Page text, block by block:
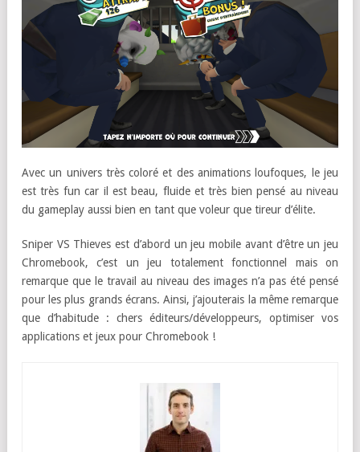
Avec un univers très coloré et des animations loufoques, le jeu
est très fun car il est beau, fluide et très bien pensé au niveau
du gameplay aussi bien en tant que voleur que tireur d’élite.
Sniper VS Thieves est d’abord un jeu mobile avant d’être un jeu
Chromebook, c’est un jeu totalement fonctionnel mais on
remarque que le travail au niveau des images n’a pas été pensé
pour les plus grands écrans. Ainsi, j’ajouterais la même remarque
que d’habitude : chers éditeurs/développeurs, optimiser vos
applications et jeux pour Chromebook !